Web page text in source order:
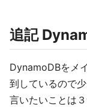
追記
DynamoDBをメ
到しているので少
言いたいことは３